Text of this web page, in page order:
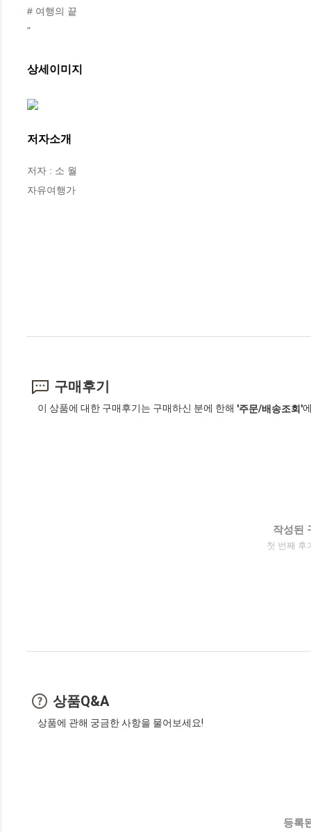
# 여행의 끝
"
상세이미지
저자소개
저자 : 소 월
자유여행가
구매후기
이 상품에 대한 구매후기는 구매하신 분에 한해 '주문/배송조회'
작성된
첫 번째 후
상품Q&A
상품에 관해 궁금한 사항을 물어보세요!
등록